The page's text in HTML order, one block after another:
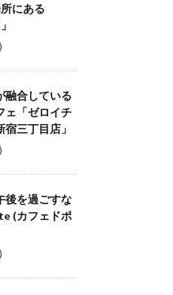
にある
融合している
ェ「ゼロイチ
三丁目店」
後を過ごすな
(カフェドポ